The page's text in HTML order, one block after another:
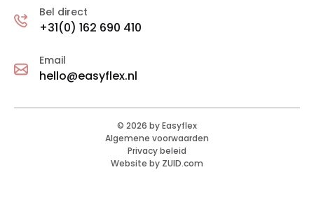
Bel direct
+31(0) 162 690 410
Email
hello@easyflex.nl
© 2026 by Easyflex
Algemene voorwaarden
Privacy beleid
Website by ZUID.com